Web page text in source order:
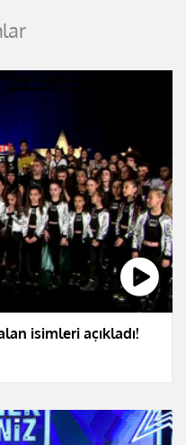
isimleri açıkladı!